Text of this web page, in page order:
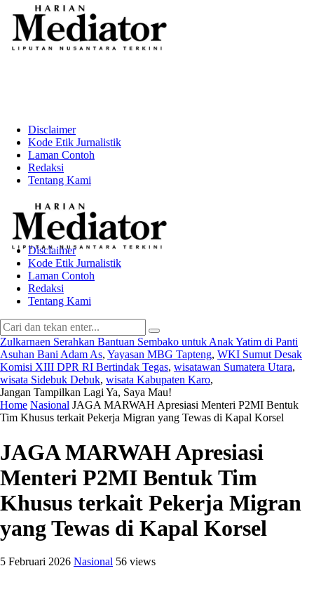
Disclaimer
Kode Etik Jurnalistik
Laman Contoh
Redaksi
Tentang Kami
Disclaimer
Kode Etik Jurnalistik
Laman Contoh
Redaksi
Tentang Kami
Zulkarnaen Serahkan Bantuan Sembako untuk Anak Yatim di Panti
Asuhan Bani Adam As, Yayasan MBG Tapteng, WKI Sumut Desak
Komisi XIII DPR RI Bertindak Tegas, wisatawan Sumatera Utara,
wisata Sidebuk Debuk, wisata Kabupaten Karo,
Jangan Tampilkan Lagi Ya, Saya Mau!
Home Nasional JAGA MARWAH Apresiasi Menteri P2MI Bentuk
Tim Khusus terkait Pekerja Migran yang Tewas di Kapal Korsel
JAGA MARWAH Apresiasi
Menteri P2MI Bentuk Tim
Khusus terkait Pekerja Migran
yang Tewas di Kapal Korsel
5 Februari 2026 Nasional 56 views